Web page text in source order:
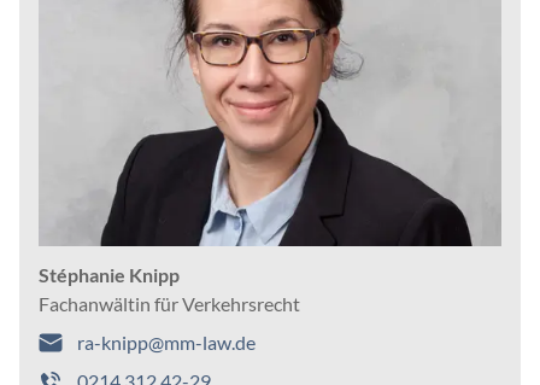
Stéphanie Knipp
Fachanwältin für Verkehrsrecht
ra-knipp@mm-law.de